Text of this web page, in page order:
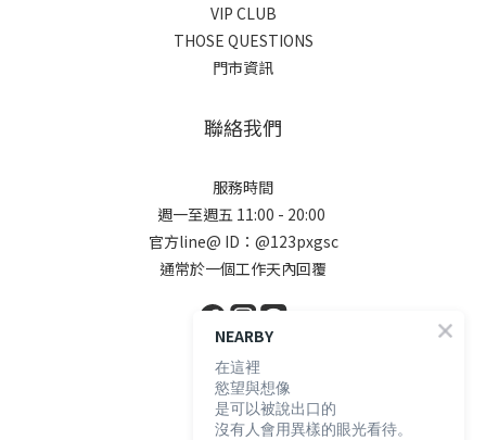
VIP CLUB
THOSE QUESTIONS
門市資訊
聯絡我們
服務時間
週一至週五 11:00 - 20:00
官方line@ ID：@123pxgsc
通常於一個工作天內回覆
顧客服務
NEARBY
在這裡
慾望與想像
是可以被說出口的
沒有人會用異樣的眼光看待。